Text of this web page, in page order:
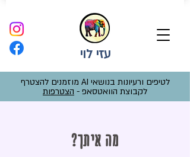
עזי לוי
לטיפים ורעיונות בנושאי AI מוזמנים להצטרף
לקבוצת הוואטסאפ - הצטרפות
מה איתך?